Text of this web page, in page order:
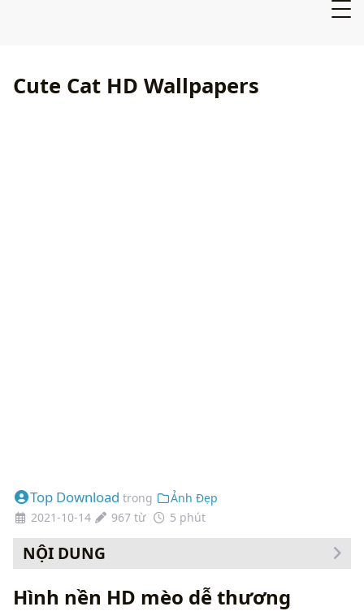
Cute Cat HD Wallpapers
Top Download trong
Ảnh Đẹp
2021-10-14
967 từ 5 phút
NỘI DUNG
Hình nền HD mèo dễ thương